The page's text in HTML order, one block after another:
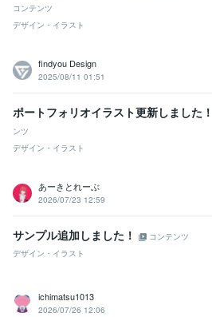
コンテンツ
デザイン・イラスト
findyou Design
2025/08/11 01:51
ポートフォリオイラスト更新しました！
ンツ
デザイン・イラスト
あーきとれーぶ
2026/07/23 12:59
サンプル追加しました！
コンテンツ
デザイン・イラスト
ichimatsu1013
2026/07/26 12:06